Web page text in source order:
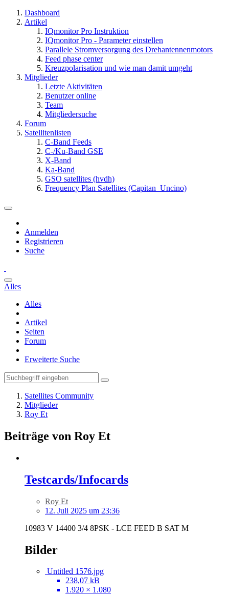
Dashboard
Artikel
IQmonitor Pro Instruktion
IQmonitor Pro - Parameter einstellen
Parallele Stromversorgung des Drehantennenmotors
Feed phase center
Kreuzpolarisation und wie man damit umgeht
Mitglieder
Letzte Aktivitäten
Benutzer online
Team
Mitgliedersuche
Forum
Satellitenlisten
C-Band Feeds
C-/Ku-Band GSE
X-Band
Ka-Band
GSO satellites (hvdh)
Frequency Plan Satellites (Capitan_Uncino)
Anmelden
Registrieren
Suche
Alles
Alles
Artikel
Seiten
Forum
Erweiterte Suche
Satellites Community
Mitglieder
Roy Et
Beiträge von Roy Et
Testcards/Infocards
Roy Et
12. Juli 2025 um 23:36
10983 V 14400 3/4 8PSK - LCE FEED B SAT M
Bilder
Untitled 1576.jpg
238,07 kB
1.920 × 1.080